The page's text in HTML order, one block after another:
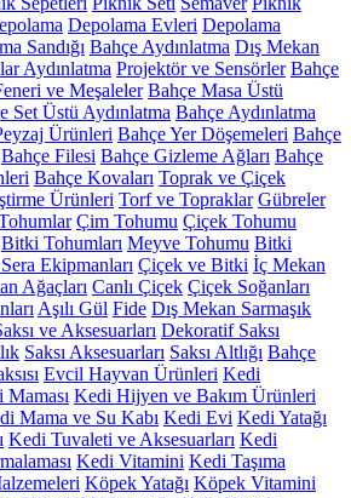
Depolama Evleri Depolama
Sandığı Bahçe Aydınlatma Dış Mekan
Aydınlatma Projektör ve Sensörler Bahçe
ve Meşaleler Bahçe Masa Üstü
Set Üstü Aydınlatma Bahçe Aydınlatma
Ürünleri Bahçe Yer Döşemeleri Bahçe
Bahçe Filesi Bahçe Gizleme Ağları Bahçe
Bahçe Kovaları Toprak ve Çiçek
Ürünleri Torf ve Topraklar Gübreler
Çim Tohumu Çiçek Tohumu
Bitki Tohumları Meyve Tohumu Bitki
Ekipmanları Çiçek ve Bitki İç Mekan
Ağaçları Canlı Çiçek Çiçek Soğanları
Aşılı Gül Fide Dış Mekan Sarmaşık
ve Aksesuarları Dekoratif Saksı
Saksı Aksesuarları Saksı Altlığı Bahçe
Evcil Hayvan Ürünleri Kedi
Maması Kedi Hijyen ve Bakım Ürünleri
Mama ve Su Kabı Kedi Evi Kedi Yatağı
Kedi Tuvaleti ve Aksesuarları Kedi
Kedi Vitamini Kedi Taşıma
Köpek Yatağı Köpek Vitamini